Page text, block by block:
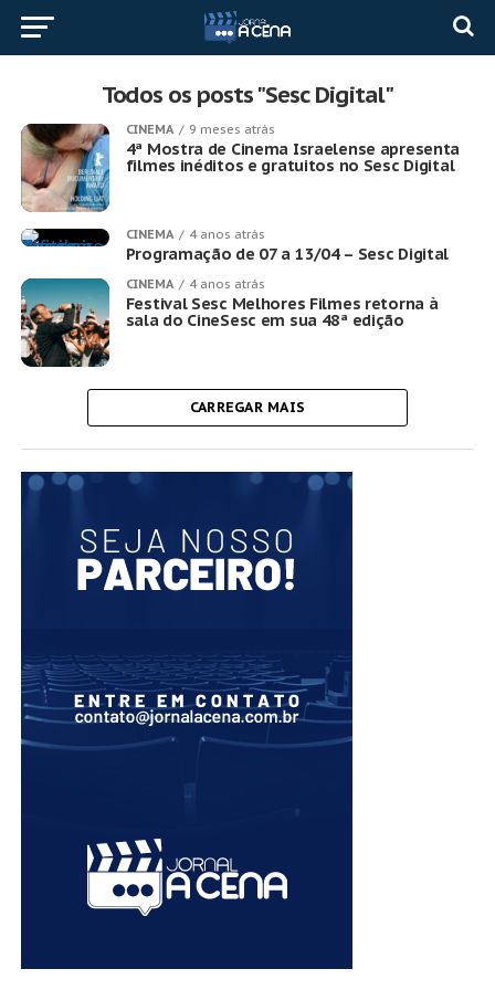
Todos os posts "Sesc Digital"
CINEMA 9 meses atrás
4ª Mostra de Cinema Israelense apresenta
filmes inéditos e gratuitos no Sesc Digital
CINEMA 4 anos atrás
Programação de 07 a 13/04 – Sesc Digital
CINEMA 4 anos atrás
Festival Sesc Melhores Filmes retorna à
sala do CineSesc em sua 48ª edição
CARREGAR MAIS